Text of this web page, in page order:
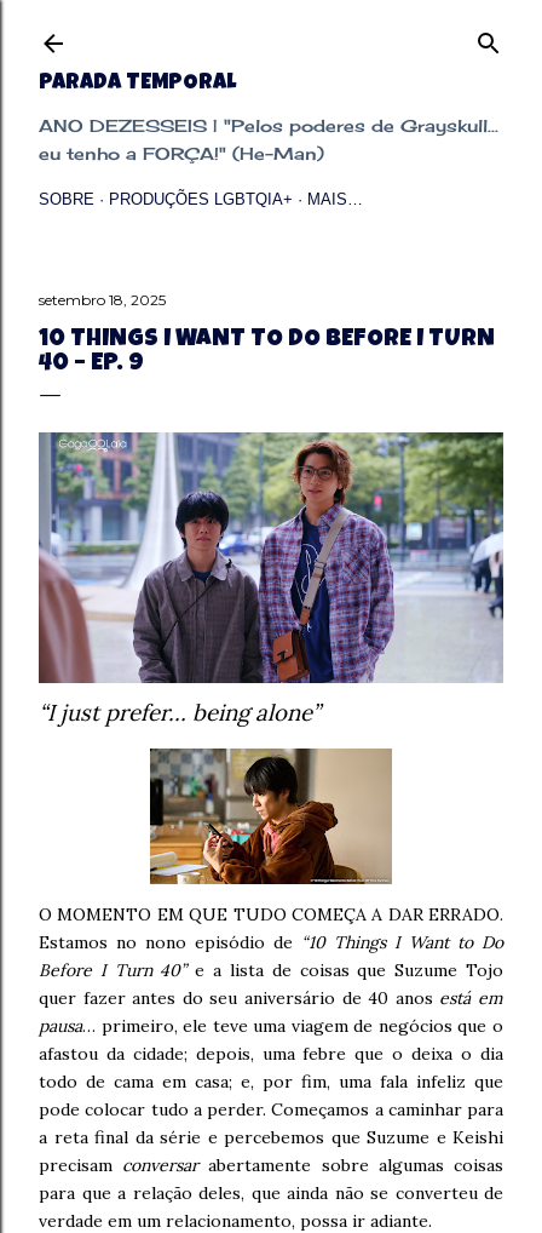
PARADA TEMPORAL
ANO DEZESSEIS | "Pelos poderes de Grayskull...
eu tenho a FORÇA!" (He-Man)
SOBRE PRODUÇÕES LGBTQIA+ MAIS…
setembro 18, 2025
10 THINGS I WANT TO DO BEFORE I TURN
40 – EP. 9
“I just prefer… being alone”
O MOMENTO EM QUE TUDO COMEÇA A DAR ERRADO.
Estamos no nono episódio de “10 Things I Want to Do
Before I Turn 40”e a lista de coisas que Suzume Tojo
quer fazer antes do seu aniversário de 40 anos está em
pausa… primeiro, ele teve uma viagem de negócios que o
afastou da cidade; depois, uma febre que o deixa o dia
todo de cama em casa; e, por fim, uma fala infeliz que
pode colocar tudo a perder. Começamos a caminhar para
a reta final da série e percebemos que Suzume e Keishi
precisam conversarabertamente sobre algumas coisas
para que a relação deles, que ainda não se converteu de
verdade em um relacionamento, possa ir adiante.